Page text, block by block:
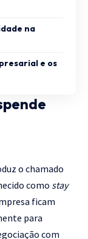
na
e os
o chamado
como stay
ficam
para
com